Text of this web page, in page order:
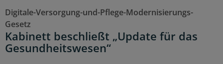
Digitale-Versorgung-und-Pflege-Modernisierungs-
Gesetz
Kabinett beschließt „Update für das
Gesundheitswesen“